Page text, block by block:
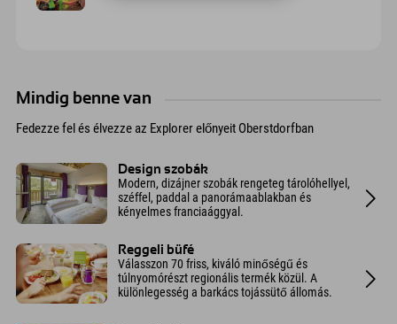
Mindig benne van
Fedezze fel és élvezze az Explorer előnyeit Oberstdorfban
Design szobák
Modern, dizájner szobák rengeteg tárolóhellyel,
széffel, paddal a panorámaablakban és
kényelmes franciaággyal.
Reggeli büfé
Válasszon 70 friss, kiváló minőségű és
túlnyomórészt regionális termék közül. A
különlegesség a barkács tojássütő állomás.